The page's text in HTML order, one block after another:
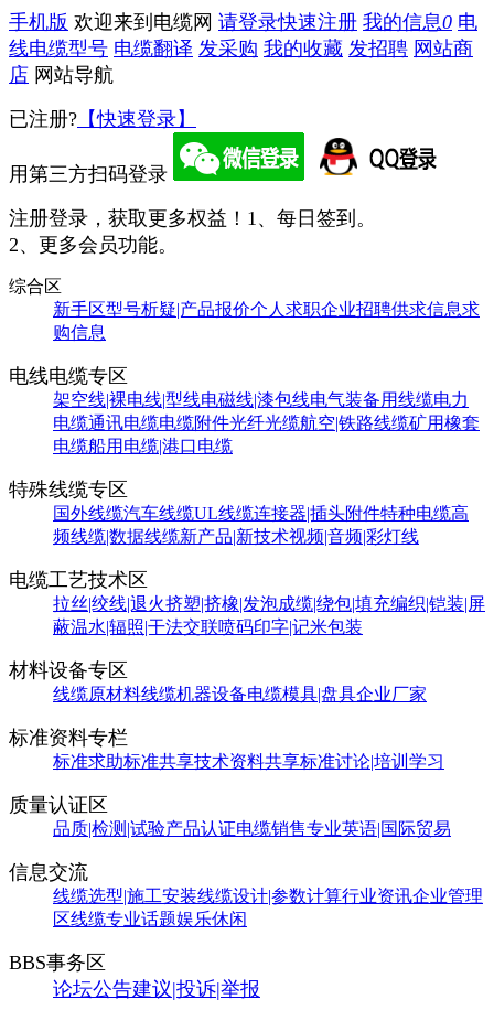
手机版 欢迎来到电缆网 请登录快速注册 我的信息0 电
线电缆型号 电缆翻译 发采购 我的收藏 发招聘 网站商
店 网站导航
已注册? 【快速登录】
用第三方扫码登录
注册登录，获取更多权益！ 1、每日签到。
2、更多会员功能。
综合区
新手区型号析疑|产品报价个人求职企业招聘供求信息求
购信息
电线电缆专区
架空线|裸电线|型线电磁线|漆包线电气装备用线缆电力
电缆通讯电缆电缆附件光纤光缆航空|铁路线缆矿用橡套
电缆船用电缆|港口电缆
特殊线缆专区
国外线缆汽车线缆UL线缆连接器|插头附件特种电缆高
频线缆|数据线缆新产品|新技术视频|音频|彩灯线
电缆工艺技术区
拉丝|绞线|退火挤塑|挤橡|发泡成缆|绕包|填充编织|铠装|屏
蔽温水|辐照|干法交联喷码印字|记米包装
材料设备专区
线缆原材料线缆机器设备电缆模具|盘具企业厂家
标准资料专栏
标准求助标准共享技术资料共享标准讨论|培训学习
质量认证区
品质|检测|试验产品认证电缆销售专业英语|国际贸易
信息交流
线缆选型|施工安装线缆设计|参数计算行业资讯企业管理
区线缆专业话题娱乐休闲
BBS事务区
论坛公告建议|投诉|举报